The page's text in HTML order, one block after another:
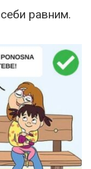
равним.